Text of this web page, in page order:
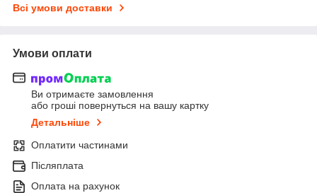
Всі умови доставки
Умови оплати
Ви отримаєте замовлення
або гроші повернуться на вашу картку
Детальніше
Оплатити частинами
Післяплата
Оплата на рахунок